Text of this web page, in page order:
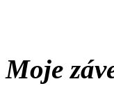
Moje